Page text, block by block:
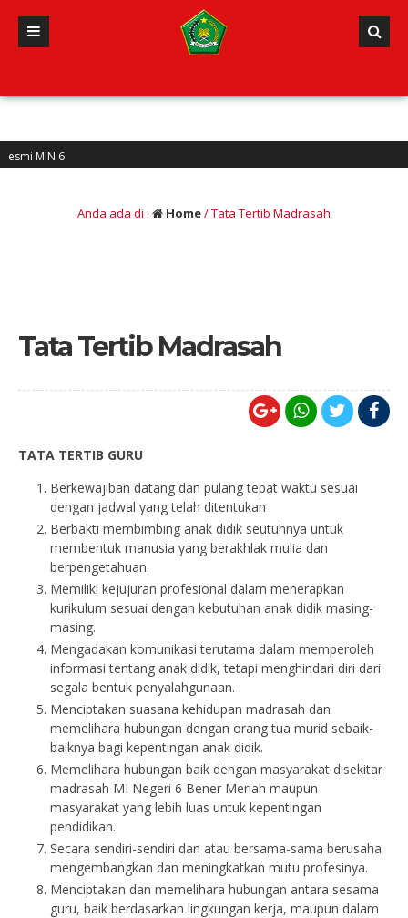
Anda ada di : Home/Tata Tertib Madrasah
Tata Tertib Madrasah
TATA TERTIB GURU
Berkewajiban datang dan pulang tepat waktu sesuai
dengan jadwal yang telah ditentukan
Berbakti membimbing anak didik seutuhnya untuk
membentuk manusia yang berakhlak mulia dan
berpengetahuan.
Memiliki kejujuran profesional dalam menerapkan
kurikulum sesuai dengan kebutuhan anak didik masing-
masing.
Mengadakan komunikasi terutama dalam memperoleh
informasi tentang anak didik, tetapi menghindari diri dari
segala bentuk penyalahgunaan.
Menciptakan suasana kehidupan madrasah dan
memelihara hubungan dengan orang tua murid sebaik-
baiknya bagi kepentingan anak didik.
Memelihara hubungan baik dengan masyarakat disekitar
madrasah MI Negeri 6 Bener Meriah maupun
masyarakat yang lebih luas untuk kepentingan
pendidikan.
Secara sendiri-sendiri dan atau bersama-sama berusaha
mengembangkan dan meningkatkan mutu profesinya.
Menciptakan dan memelihara hubungan antara sesama
guru, baik berdasarkan lingkungan kerja, maupun dalam